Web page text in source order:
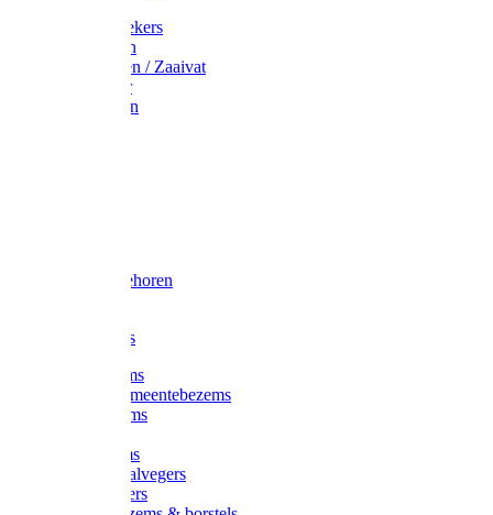
Graskantstekers
Verticuteren
Strooiwagen / Zaaivat
Grasmaaier
Grasscharen
Slede toebehoren
Composters
Straatbezems
Stads- / Gemeentebezems
Terrasbezems
Gootbezems
Kamer-/Zaalvegers
Vloertrekkers